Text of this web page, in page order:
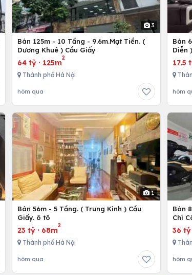
3
Bán 125m - 10 Tầng - 9.6m.Mạt Tiền. (
Dương Khuê ) Cầu Giấy
64 tỷ · 125m
2
Thành phố Hà Nội
hôm qua
Bán
Diễn
17.5
hôm
1
Bán 56m - 5 Tầng. ( Trung Kính ) Cầu
Giấy. ô tô
23 tỷ · 68m
2
Thành phố Hà Nội
hôm qua
Bán
Chí
36 tỷ
hôm